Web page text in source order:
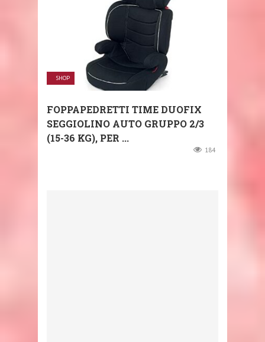
SHOP
FOPPAPEDRETTI TIME DUOFIX
SEGGIOLINO AUTO GRUPPO 2/3
(15-36 KG), PER ...
184